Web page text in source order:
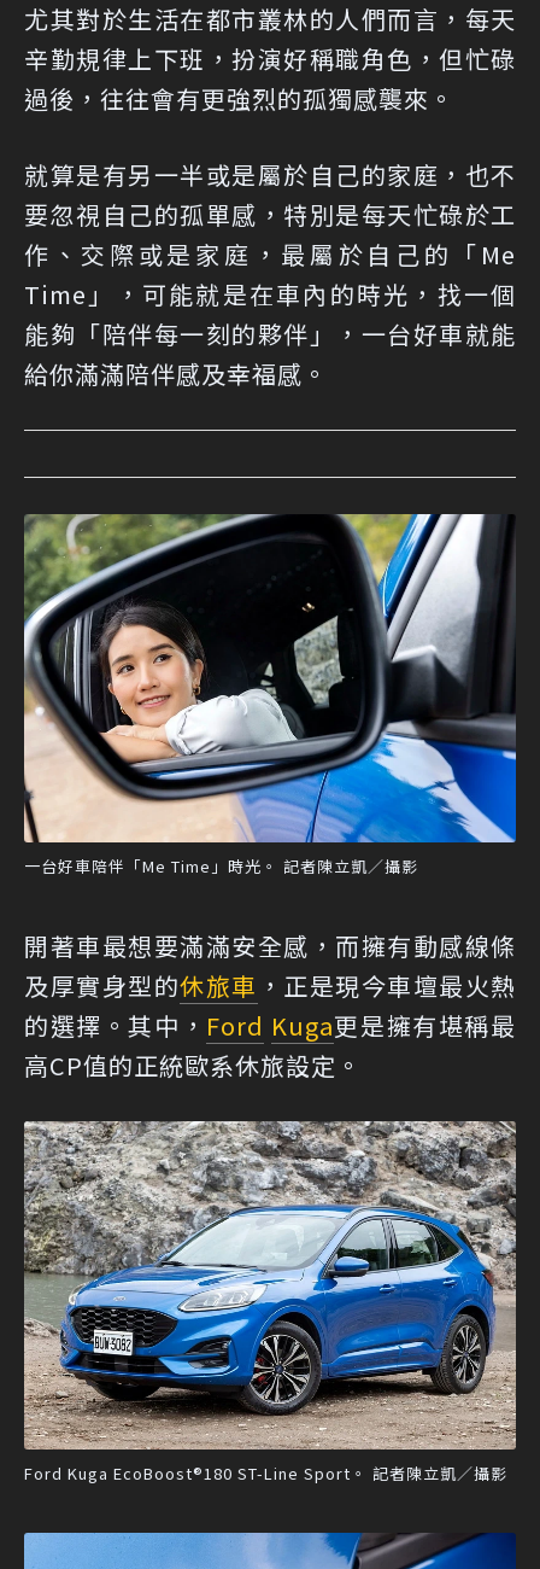
尤其對於生活在都市叢林的人們而言，每天
辛勤規律上下班，扮演好稱職角色，但忙碌
過後，往往會有更強烈的孤獨感襲來。
就算是有另一半或是屬於自己的家庭，也不
要忽視自己的孤單感，特別是每天忙碌於工
作、交際或是家庭，最屬於自己的「Me
Time」，可能就是在車內的時光，找一個
能夠「陪伴每一刻的夥伴」，一台好車就能
給你滿滿陪伴感及幸福感。
一台好車陪伴「Me Time」時光。 記者陳立凱／攝影
開著車最想要滿滿安全感，而擁有動感線條
及厚實身型的休旅車 ，正是現今車壇最火熱
的選擇。其中， Ford Kuga更是擁有堪稱最
高CP值的正統歐系休旅設定。
Ford Kuga EcoBoost®180 ST-Line Sport。 記者陳立凱／攝影